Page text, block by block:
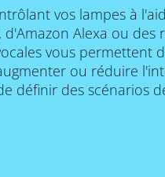
vos lampes à
Alexa ou des
vous permettent
ou réduire
définir des scénarios